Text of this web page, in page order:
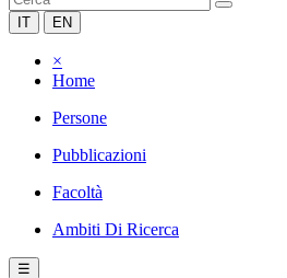
IT EN
×
Home
Persone
Pubblicazioni
Facoltà
Ambiti Di Ricerca
☰